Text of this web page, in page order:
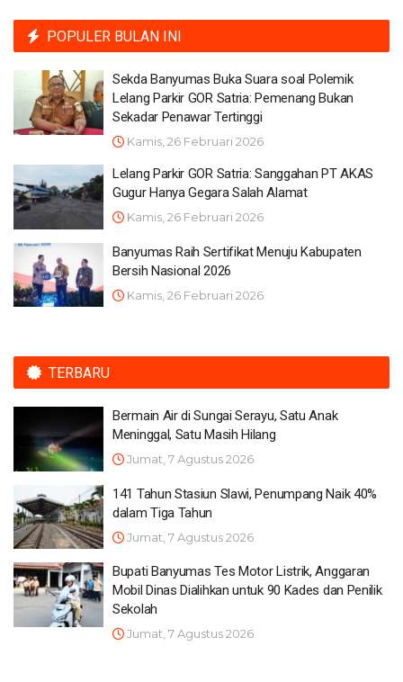
POPULER BULAN INI
Sekda Banyumas Buka Suara soal Polemik
Lelang Parkir GOR Satria: Pemenang Bukan
Sekadar Penawar Tertinggi
Kamis, 26 Februari 2026
Lelang Parkir GOR Satria: Sanggahan PT AKAS
Gugur Hanya Gegara Salah Alamat
Kamis, 26 Februari 2026
Banyumas Raih Sertifikat Menuju Kabupaten
Bersih Nasional 2026
Kamis, 26 Februari 2026
TERBARU
Bermain Air di Sungai Serayu, Satu Anak
Meninggal, Satu Masih Hilang
Jumat, 7 Agustus 2026
141 Tahun Stasiun Slawi, Penumpang Naik 40%
dalam Tiga Tahun
Jumat, 7 Agustus 2026
Bupati Banyumas Tes Motor Listrik, Anggaran
Mobil Dinas Dialihkan untuk 90 Kades dan Penilik
Sekolah
Jumat, 7 Agustus 2026